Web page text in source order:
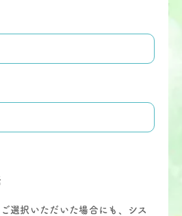
選択いただいた場合にも、シス